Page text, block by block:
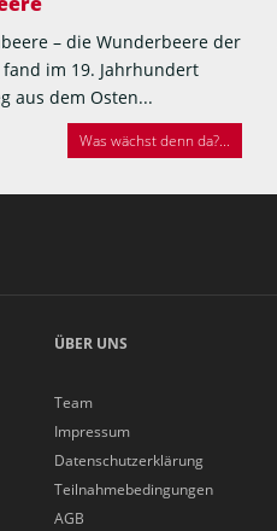
– die Wunderbeere der
im 19. Jahrhundert
aus dem Osten...
Was wächst denn da?...
ÜBER UNS
Team
Impressum
Datenschutzerklärung
Teilnahmebedingungen
AGB